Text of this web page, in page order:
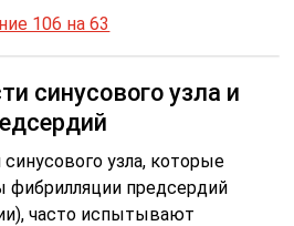
106 на 63
синусового узла и
узла, которые
предсердий
часто испытывают